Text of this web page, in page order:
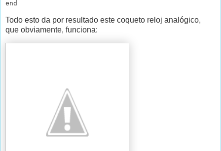
Todo esto da por resultado este coqueto reloj analógico,
que obviamente, funciona: